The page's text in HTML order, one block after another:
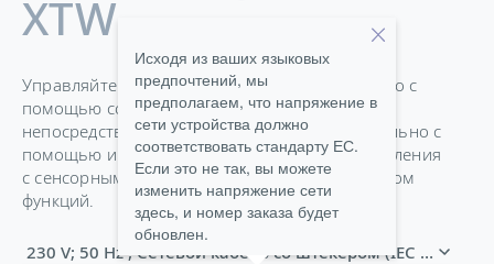
XTW
Управляйте своим термостатом Integral просто с
помощью современного TFT-дисплея
непосредственно на устройстве или опционально с
помощью интуитивно понятного блока управления
с сенсорным дисплеем и расширенным набором
функций.
230 V; 50 Hz , Сетевой кабель со штекером (IEC
Исходя из ваших языковых
предпочтений, мы
предполагаем, что напряжение в
сети устройства должно
соответствовать стандарту ЕС.
Если это не так, вы можете
изменить напряжение сети
здесь, и номер заказа будет
обновлен.